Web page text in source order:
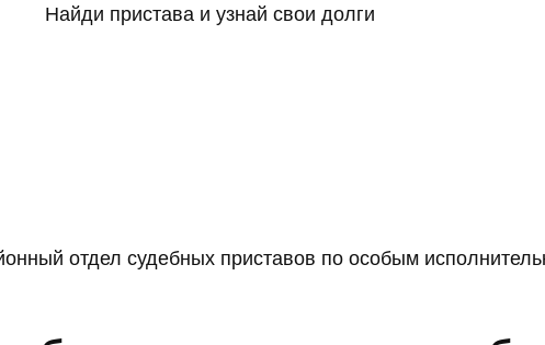
Найди пристава и узнай свои долги
отдел судебных приставов по особым